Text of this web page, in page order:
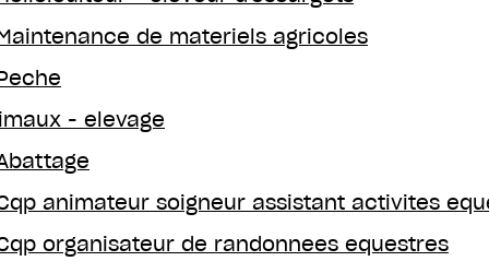
de materiels agricoles
- elevage
animateur soigneur assistant activites
organisateur de randonnees equestres